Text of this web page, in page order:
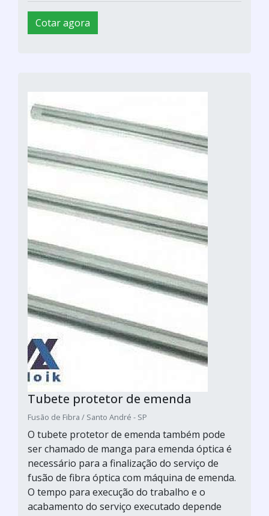
Cotar agora
Tubete protetor de emenda
Fusão de Fibra / Santo André - SP
O tubete protetor de emenda também pode
ser chamado de manga para emenda óptica é
necessário para a finalização do serviço de
fusão de fibra óptica com máquina de emenda.
O tempo para execução do trabalho e o
acabamento do serviço executado depende